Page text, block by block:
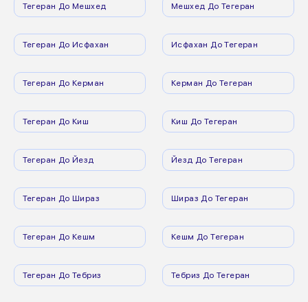
Тегеран До Мешхед Мешхед До Тегеран
Тегеран До Исфахан Исфахан До Тегеран
Тегеран До Керман Керман До Тегеран
Тегеран До Киш Киш До Тегеран
Тегеран До Йезд Йезд До Тегеран
Тегеран До Шираз Шираз До Тегеран
Тегеран До Кешм Кешм До Тегеран
Тегеран До Тебриз Тебриз До Тегеран